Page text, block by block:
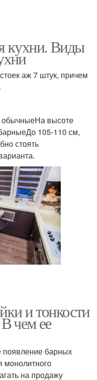
кухни. Виды
аж 7 штук, причем
обычныеНа высоте
105-110 см,
стоять
и тонкости
чем ее
барных
монолитного
на продажу